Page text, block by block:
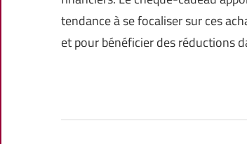
tendance à se focaliser sur ces
et pour bénéficier des réductions